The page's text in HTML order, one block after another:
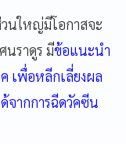
นใหญ่มีโอกาสจะ
นราดูร มีข้อแนะนำ
เพื่อหลีกเลี่ยงผล
จากการฉีดวัคซีน